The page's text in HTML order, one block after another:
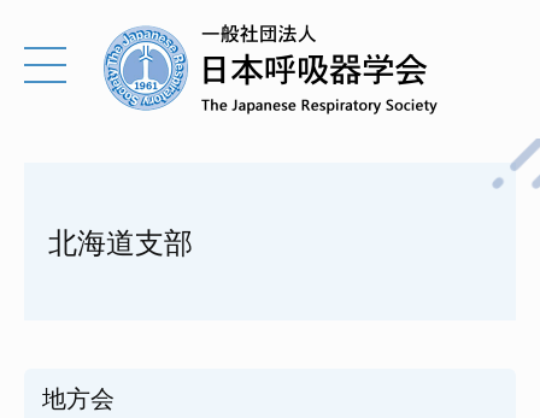
北海道支部
地方会